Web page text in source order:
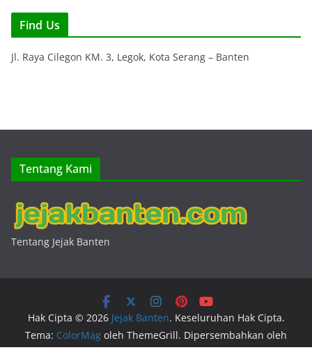
Find Us
Jl. Raya Cilegon KM. 3, Legok, Kota Serang – Banten
Tentang Kami
Tentang Jejak Banten
Hak Cipta © 2026 Jejak Banten. Keseluruhan Hak Cipta.
Tema: ColorMag oleh ThemeGrill. Dipersembahkan oleh